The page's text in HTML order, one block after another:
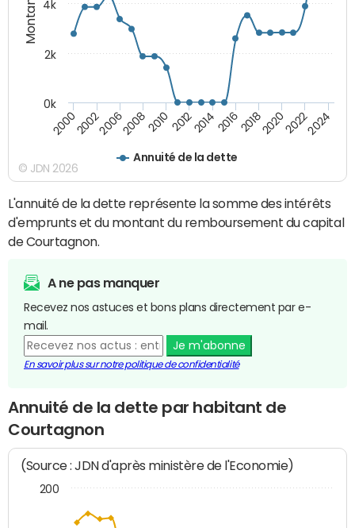
Annuité de la dette
20002002200620082010 2012201420162018202020222024
0k
2k
4k
© JDN 2026
L'annuité de la dette représente la somme des intérêts
d'emprunts et du montant du remboursement du capital
de Courtagnon.
A ne pas manquer
Recevez nos astuces et bons plans directement par e-
mail.
Je m'abonne
En savoir plus sur notre politique de confidentialité
Annuité de la dette par habitant de
Courtagnon
(Source : JDN d'après ministère de l'Economie)
200